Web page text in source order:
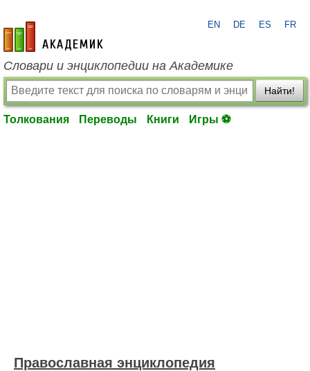
academic.ru
EN DE ES FR
Словари и энциклопедии на Академике
Найти!
Толкования Переводы Книги Игры ⚽
Православная энциклопедия